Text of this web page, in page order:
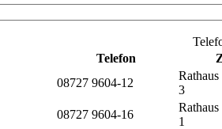
Telefon
08727 9604-12
3
08727 9604-16
1